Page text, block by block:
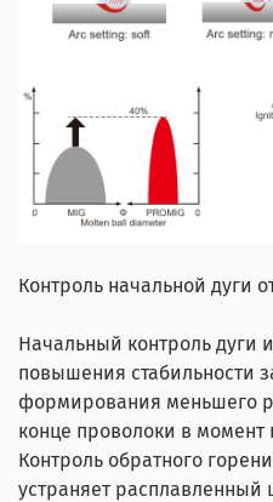
Контроль начальной дуги
Начальный контроль дуги
повышения стабильности
формирования меньшего
конце проволоки в
Контроль обратного
устраняет